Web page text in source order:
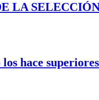
LA
hace